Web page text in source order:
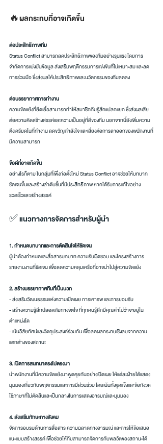
🔥ผลกระทบที่อาจเกิดขึ้น
ต่อประสิทธิภาพทีม
Status Conflict สามารถลดประสิทธิภาพของทีมอย่างรุนแรง โดยการ
จำกัดการแบ่งปันข้อมูล ส่งเสริมพฤติกรรมการแข่งขันที่ไม่เหมาะสม และลด
การร่วมมือ ซึ่งส่งผลให้ประสิทธิภาพและนวัตกรรมของทีมลดลง
ต่อบรรยากาศการทำงาน
ความขัดแย้งที่ยืดเยื้อสามารถทำให้สมาชิกทีมรู้สึกแปลกแยก ซึ่งส่งผลเสีย
ต่อความคิดสร้างสรรค์และความเป็นอยู่ที่ดีของทีม นอกจากนี้ยังเพิ่มความ
ตึงเครียดในที่ทำงาน ลดขวัญกำลังใจ และเสี่ยงต่อการลาออกของพนักงานที่
มีความสามารถ
ข้อดีที่อาจเกิดขึ้น
อย่างไรก็ตาม ในกลุ่มที่เพิ่งก่อตั้งใหม่ Status Conflict อาจช่วยให้บทบาท
ชัดเจนขึ้นและสร้างลำดับชั้นที่มีประสิทธิภาพ หากได้รับการแก้ไขอย่าง
รวดเร็วและสร้างสรรค์
✅ แนวทางการจัดการสำหรับผู้นำ
1. กำหนดบทบาทและการตัดสินใจให้ชัดเจน
ผู้นำต้องกำหนดและสื่อสารบทบาท ความรับผิดชอบ และโครงสร้างการ
รายงานงานที่ชัดเจน เพื่อลดความคลุมเครือที่อาจนำไปสู่ความขัดแย้ง
2. สร้างบรรยากาศทีมที่เป็นบวก
- ส่งเสริมวัฒนธรรมแห่งความเปิดเผย การเคารพ และการยอมรับ
- สร้างความรู้สึกปลอดภัยทางจิตใจ ที่ทุกคนรู้สึกมีคุณค่าไม่ว่าจะอยู่ใน
ตำแหน่งใด
- เน้นวิสัยทัศน์และวัตถุประสงค์ร่วมกัน เพื่อลดผลกระทบเชิงลบจากความ
แตกต่างของสถานะ
3. เปิดการสนทนาตรงไปตรงมา
นำพนักงานที่มีความขัดแย้งมาพูดคุยกันอย่างเปิดเผย ให้แต่ละฝ่ายได้แสดง
มุมมองเกี่ยวกับพฤติกรรมและการมีส่วนร่วม โดยเน้นทั้งจุดแข็งและข้อกังวล
ใช้ภาษาที่ไม่ตัดสินและเป็นกลางในการแสดงอารมณ์และมุมมอง
4. ส่งเสริมทักษะทางสังคม
จัดการอบรมด้านการสื่อสาร ความฉลาดทางอารมณ์ และการให้ข้อเสนอ
แนะแบบสร้างสรรค์ เพื่อช่วยให้ทีมสามารถจัดการกับพลวัตของสถานะได้